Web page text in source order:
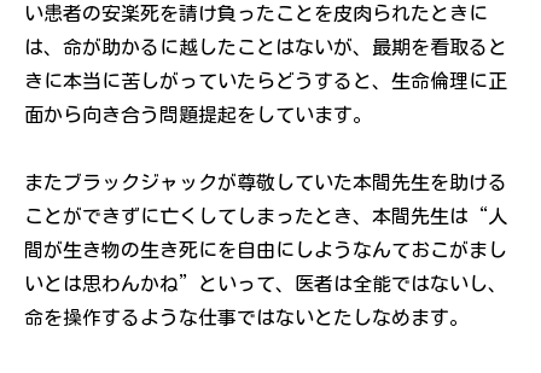
い患者の安楽死を請け負ったことを皮肉られたときに
は、命が助かるに越したことはないが、最期を看取ると
きに本当に苦しがっていたらどうすると、生命倫理に正
面から向き合う問題提起をしています。
またブラックジャックが尊敬していた本間先生を助ける
ことができずに亡くしてしまったとき、本間先生は“人
間が生き物の生き死にを自由にしようなんておこがまし
いとは思わんかね”といって、医者は全能ではないし、
命を操作するような仕事ではないとたしなめます。